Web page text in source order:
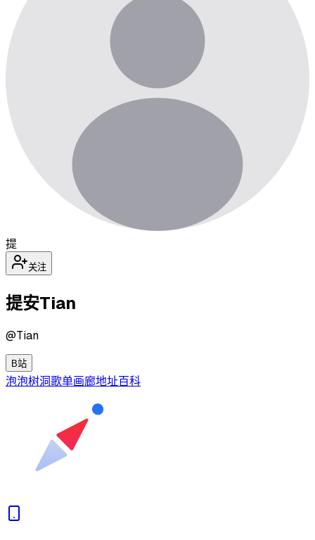
提
关注
提安Tian
@Tian
B站
泡泡树洞歌单画廊地址百科